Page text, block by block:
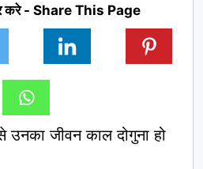
करे - Share This Page
जीवन काल दोगुना हो